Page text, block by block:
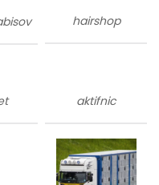
hairshop
aktifnic